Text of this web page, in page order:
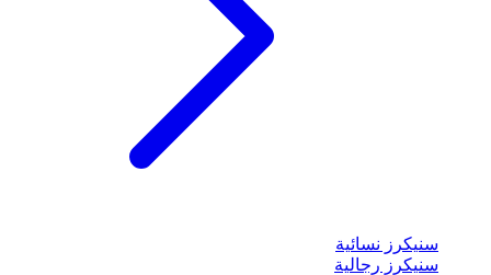
سنيكرز نسائية
سنيكرز رجالية